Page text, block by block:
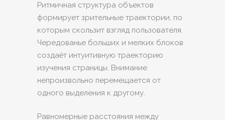
Ритмичная структура объектов
формирует зрительные траектории, по
которым скользит взгляд пользователя.
Чередованье больших и мелких блоков
создаёт интуитивную траекторию
изучения страницы. Внимание
непроизвольно перемещается от
одного выделения к другому.
Равномерные расстояния между